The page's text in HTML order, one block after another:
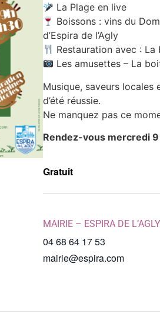
La Plage en live
Boissons : vins du
d’Espira de l’Agly
Restauration avec :
Les amusettes – La
Musique, saveurs
d’été réussie.
Ne manquez pas ce
Rendez-vous mercredi
Gratuit
MAIRIE – ESPIRA DE L’AGLY
04 68 64 17 53
mairie@espira.com